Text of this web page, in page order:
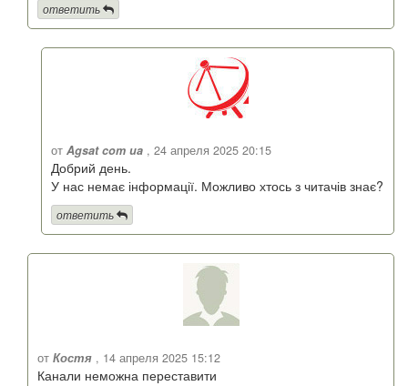
ответить
от Agsat com ua , 24 апреля 2025 20:15
Добрий день.
У нас немає інформації. Можливо хтось з читачів знає?
ответить
от Костя , 14 апреля 2025 15:12
Канали неможна переставити